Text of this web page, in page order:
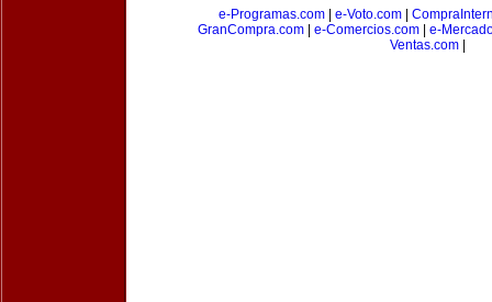
e-Programas.com
e-Voto.com
GranCompra.com
e-Comercios.com
e-
Ventas.com|